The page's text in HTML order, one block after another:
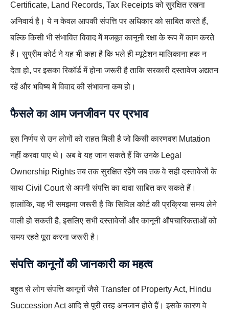
Certificate, Land Records, Tax Receipts को सुरक्षित रखना
अनिवार्य है। ये न केवल आपकी संपत्ति पर अधिकार को साबित करते हैं,
बल्कि किसी भी संभावित विवाद में मजबूत कानूनी रक्षा के रूप में काम करते
हैं। सुप्रीम कोर्ट ने यह भी कहा है कि भले ही म्यूटेशन मालिकाना हक न
देता हो, पर इसका रिकॉर्ड में होना जरूरी है ताकि सरकारी दस्तावेज अद्यतन
रहें और भविष्य में विवाद की संभावना कम हो।
फैसले का आम जनजीवन पर प्रभाव
इस निर्णय से उन लोगों को राहत मिली है जो किसी कारणवश Mutation
नहीं करवा पाए थे। अब वे यह जान सकते हैं कि उनके Legal
Ownership Rights तब तक सुरक्षित रहेंगे जब तक वे सही दस्तावेजों के
साथ Civil Court से अपनी संपत्ति का दावा साबित कर सकते हैं।
हालांकि, यह भी समझना जरूरी है कि सिविल कोर्ट की प्रक्रिया समय लेने
वाली हो सकती है, इसलिए सभी दस्तावेजों और कानूनी औपचारिकताओं को
समय रहते पूरा करना जरूरी है।
संपत्ति कानूनों की जानकारी का महत्व
बहुत से लोग संपत्ति कानूनों जैसे Transfer of Property Act, Hindu
Succession Act आदि से पूरी तरह अनजान होते हैं। इसके कारण वे